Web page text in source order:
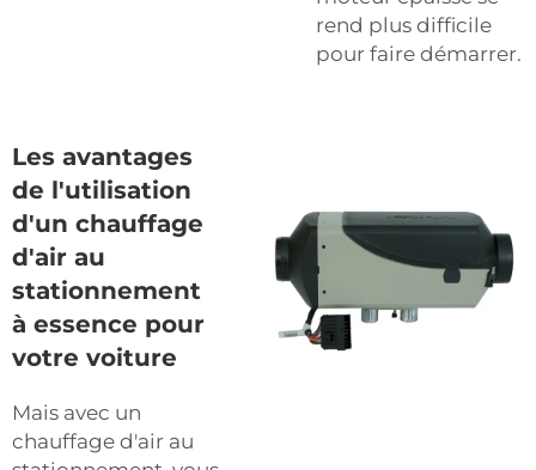
rend plus difficile
pour faire démarrer.
Les avantages
de l'utilisation
d'un chauffage
d'air au
stationnement
à essence pour
votre voiture
Mais avec un
chauffage d'air au